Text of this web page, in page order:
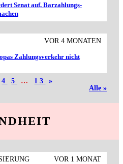
Senat auf, Barzahlungs­
VOR 4 MONATEN
Zahlungs­verkehr nicht
4 5 … 13
»
Alle »
VOR 1 MONAT